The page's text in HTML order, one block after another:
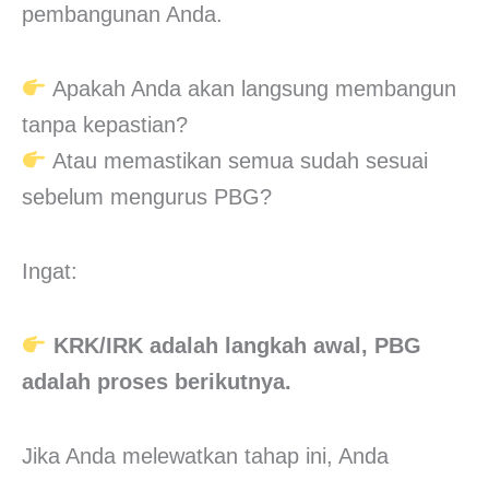
pembangunan Anda.
Apakah Anda akan langsung membangun
tanpa kepastian?
Atau memastikan semua sudah sesuai
sebelum mengurus PBG?
Ingat:
KRK/IRK adalah langkah awal, PBG
adalah proses berikutnya.
Jika Anda melewatkan tahap ini, Anda